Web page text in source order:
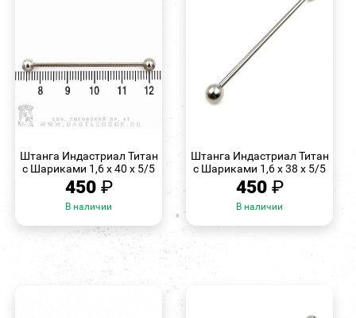
Штанга Индастриал Титан
с Шариками 1,6 х 40 х 5/5
450 ₽
В наличии
Штанга Индастриал Титан
с Шариками 1,6 х 38 х 5/5
450 ₽
В наличии